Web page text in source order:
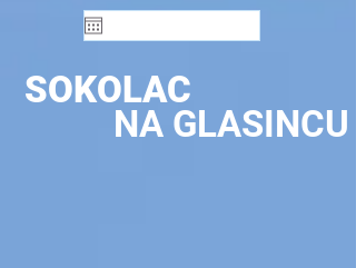
SOKOLAC
NA GLASINCU